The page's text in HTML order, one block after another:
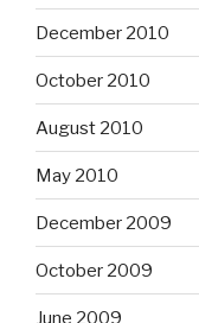
December 2010
October 2010
August 2010
May 2010
December 2009
October 2009
June 2009